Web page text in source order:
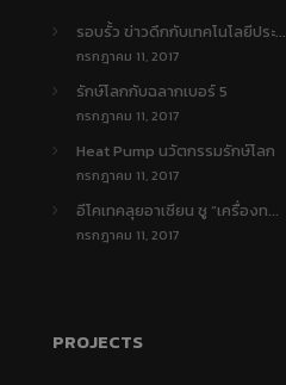
รอบรั้ว ข่าวดึกกับเทคโนโลยีประ...
กรกฎาคม 11, 2017
รักษ์โลกกับฉลากเบอร์ 5
กรกฎาคม 11, 2017
Heat Pump นวัตกรรมรักษ์โลก
กรกฎาคม 11, 2017
อีโคเทคลุยอาเซียน ชู “เครื่องท...
กรกฎาคม 11, 2017
PROJECTS